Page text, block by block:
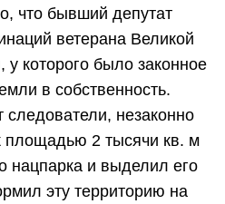
что бывший депутат
ветерана Великой
которого было законное
в собственность.
следователи, незаконно
площадью 2 тысячи кв. м
нацпарка и выделил его
эту территорию на